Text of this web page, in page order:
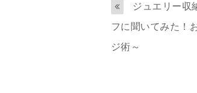
ジュエリー収
フに聞いてみた！
ジ術～